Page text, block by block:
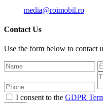
media@roimobil.ro
Contact Us
Use the form below to contact
I consent to the GDPR